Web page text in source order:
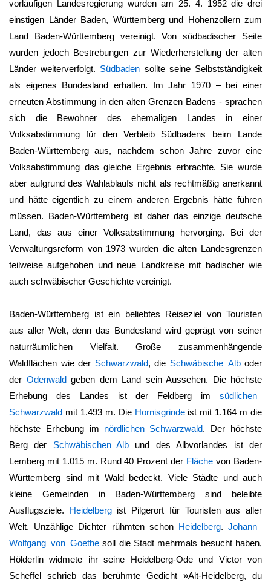
vorläufigen Landesregierung wurden am 25. 4. 1952 die drei
einstigen Länder Baden, Württemberg und Hohenzollern zum
Land Baden-Württembergvereinigt. Von südbadischer Seite
wurden jedoch Bestrebungen zur Wiederherstellung der alten
Länder weiterverfolgt. Südbaden sollte seine Selbstständigkeit
als eigenes Bundesland erhalten. Im Jahr 1970 – bei einer
erneuten Abstimmung in den alten Grenzen Badens - sprachen
sich die Bewohner des ehemaligen Landes in einer
Volksabstimmung für den Verbleib Südbadens beim Lande
Baden-Württemberg aus, nachdem schon Jahre zuvor eine
Volksabstimmung das gleiche Ergebnis erbrachte. Sie wurde
aber aufgrund des Wahlablaufs nicht als rechtmäßig anerkannt
und hätte eigentlich zu einem anderen Ergebnis hätte führen
müssen. Baden-Württembergist daher das einzige deutsche
Land, das aus einer Volksabstimmung hervorging. Bei der
Verwaltungsreform von 1973 wurden die alten Landesgrenzen
teilweise aufgehoben und neue Landkreise mit badischer wie
auch schwäbischer Geschichte vereinigt.
Baden-Württemberg ist ein beliebtes Reiseziel von Touristen
aus aller Welt, denn das Bundesland wird geprägt von seiner
naturräumlichen Vielfalt. Große zusammenhängende
Waldflächen wie der Schwarzwald, die Schwäbische Alboder
der Odenwaldgeben dem Land sein Aussehen. Die höchste
Erhebung des Landes ist der Feldberg im südlichen
Schwarzwald mit 1.493 m. Die Hornisgrindeist mit 1.164 m die
höchste Erhebung im nördlichen Schwarzwald. Der höchste
Berg der Schwäbischen Albund des Albvorlandes ist der
Lemberg mit 1.015 m. Rund 40 Prozent der Fläche von Baden-
Württemberg sind mit Wald bedeckt. Viele Städte und auch
kleine Gemeinden in Baden-Württemberg sind beleibte
Ausflugsziele. Heidelbergist Pilgerort für Touristen aus aller
Welt. Unzählige Dichter rühmten schon Heidelberg.Johann
Wolfgang von Goethe soll die Stadt mehrmals besucht haben,
Hölderlin widmete ihr seine Heidelberg-Ode und Victor von
Scheffel schrieb das berühmte Gedicht »Alt-Heidelberg, du